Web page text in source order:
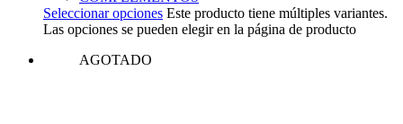
Seleccionar opciones Este producto tiene múltiples variantes.
Las opciones se pueden elegir en la página de producto
AGOTADO